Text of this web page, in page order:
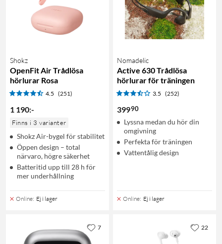
Shokz
OpenFit Air Trådlösa
hörlurar Rosa
4.5 (251)
1 190:-
Finns i 3 varianter
Shokz Air-bygel för stabilitet
Öppen design – total
närvaro, högre säkerhet
Batteritid upp till 28 h för
mer underhållning
Online: Ej i lager
Nomadelic
Active 630 Trådlösa
hörlurar för träningen
3.5 (252)
39990
Lyssna medan du hör din
omgivning
Perfekta för träningen
Vattentålig design
Online: Ej i lager
7 22